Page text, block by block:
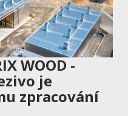
WOOD -
je
zpracování